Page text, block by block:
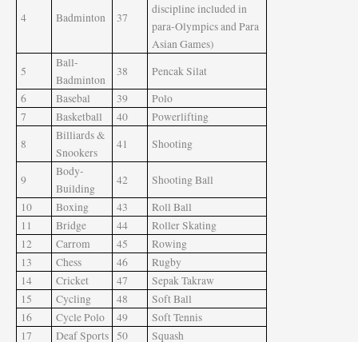
4 Badminton 37
discipline included in
para-Olympics and Para
Asian Games)
5
Ball-
Badminton
38
Pencak Silat
6
Basebal 39
Polo
7
Basketball 40
Powerlifting
8
Billiards &
Snookers
41 Shooting
9
Body-
Building
42
Shooting Ball
10
Boxing 43
Roll Ball
11
Bridge 44
Roller Skating
12
Carrom 45
Rowing
13
Chess 46
Rugby
14
Cricket 47
Sepak Takraw
15
Cycling 48
Soft Ball
16
Cycle Polo 49
Soft Tennis
17
Deaf Sports 50 Squash